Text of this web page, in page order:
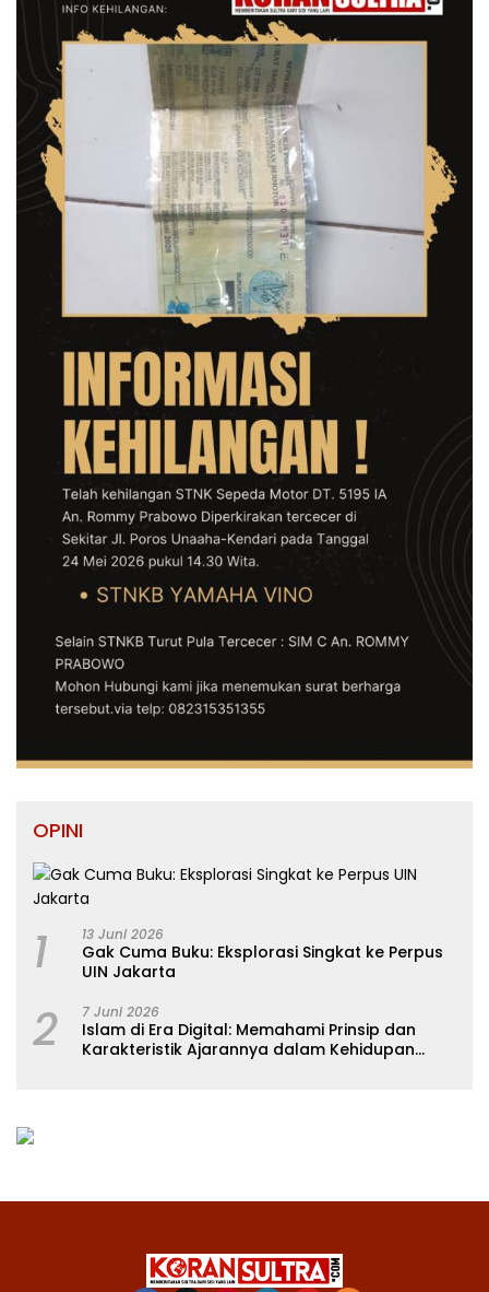
OPINI
1 13 Juni 2026
Gak Cuma Buku: Eksplorasi Singkat ke Perpus
UIN Jakarta
2 7 Juni 2026
Islam di Era Digital: Memahami Prinsip dan
Karakteristik Ajarannya dalam Kehidupan